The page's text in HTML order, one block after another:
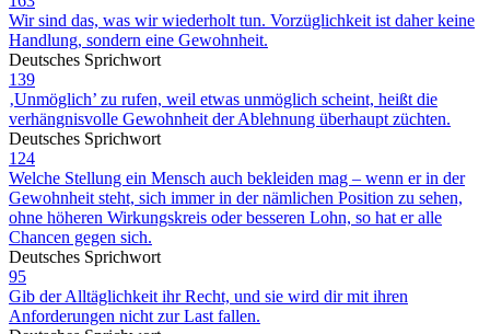
Wir sind das, was wir wiederholt tun. Vorzüglichkeit ist daher keine
Handlung, sondern eine Gewohnheit.
Deutsches Sprichwort
139
‚Unmöglich’ zu rufen, weil etwas unmöglich scheint, heißt die
verhängnisvolle Gewohnheit der Ablehnung überhaupt züchten.
Deutsches Sprichwort
124
Welche Stellung ein Mensch auch bekleiden mag – wenn er in der
Gewohnheit steht, sich immer in der nämlichen Position zu sehen,
ohne höheren Wirkungskreis oder besseren Lohn, so hat er alle
Chancen gegen sich.
Deutsches Sprichwort
95
Gib der Alltäglichkeit ihr Recht, und sie wird dir mit ihren
Anforderungen nicht zur Last fallen.